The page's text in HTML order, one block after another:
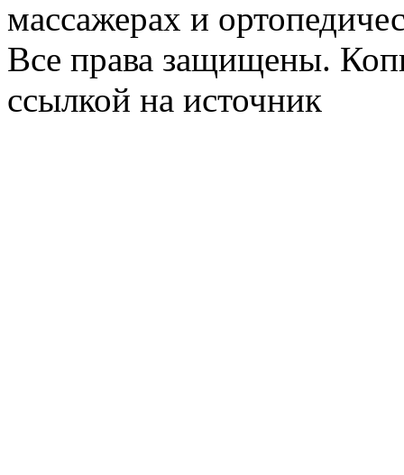
массажерах и
Все права защищены.
ссылкой на источник